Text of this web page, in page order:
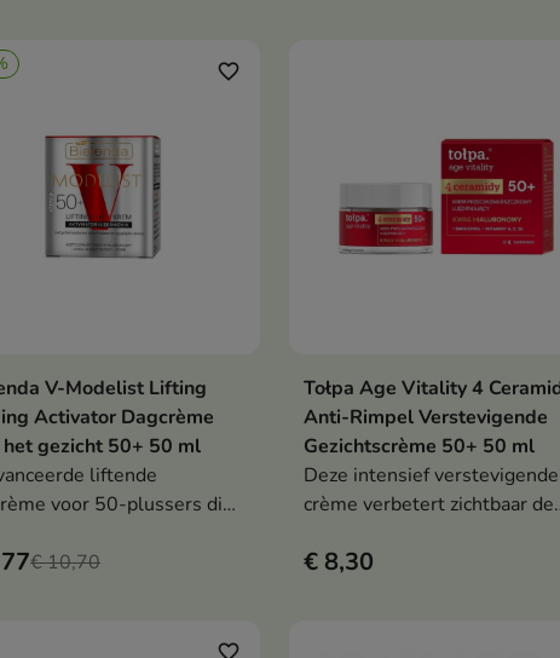
In winkelwagen
favorite_border
V-Modelist Lifting
Activator Dagcrème
het gezicht 50+ 50 ml
liftende
voor 50-plussers die
steviger en gladder
€ 10,70
In winkelwagen
Tołpa Age Vitality 4
Anti-Rimpel Verstevigende
Gezichtscrème 50+ 50 ml
Deze intensief verstevigende
crème verbetert zichtbaar de
de teint gladder. Het
€ 8,30
favorite_border